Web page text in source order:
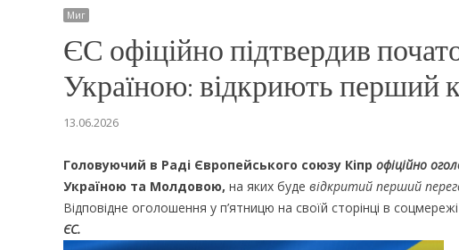
Миг
ЄС офіційно підтвердив
Україною: відкриють перший
13.06.2026
Головуючий в Раді Європейського союзу Кіпр офіційно
Україною та Молдовою, на яких буде відкритий перший
Відповідне оголошення у п’ятницю на своїй сторінці в
ЄС.